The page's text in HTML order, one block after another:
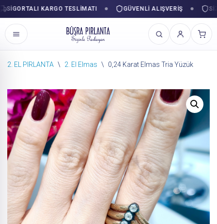
KARGO TESLIMATI GÜVENLI ALIŞVERIŞ
2. EL PIRLANTA \ 2. El Elmas \ 0,24 Karat Elmas Tria Yüzük